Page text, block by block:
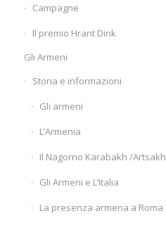
Campagne
Il premio Hrant Dink
Gli Armeni
Storia e informazioni
Gli armeni
L’Armenia
Il Nagorno Karabakh /Artsakh
Gli Armeni e L’Italia
La presenza armena a Roma